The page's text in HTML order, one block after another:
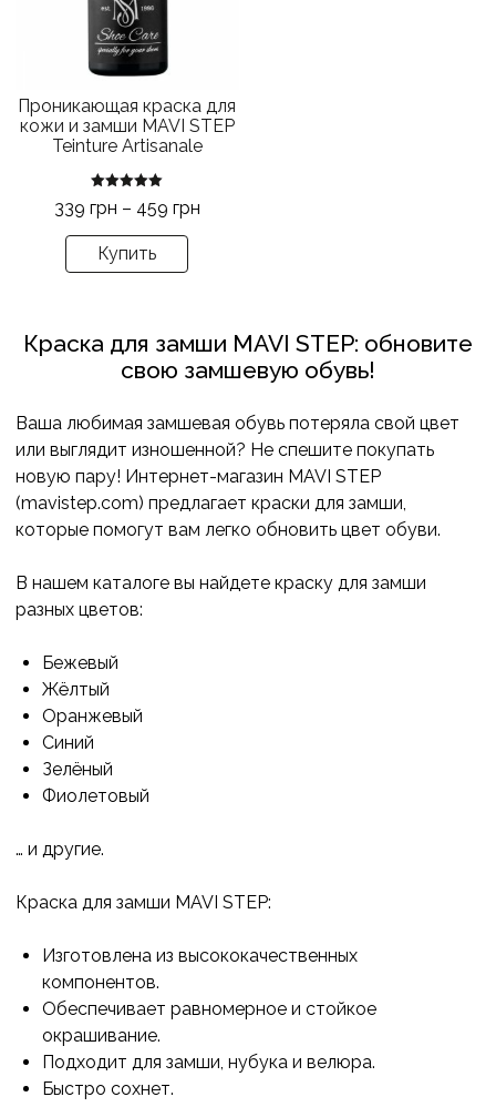
Проникающая краска для
кожи и замши MAVI STEP
Teinture Artisanale
5.00
339 грн – 459 грнДиапазон
Купить
странице
товара.
Краска для замши MAVI STEP: обновите
свою замшевую обувь!
Ваша любимая замшевая обувь потеряла свой цвет
или выглядит изношенной? Не спешите покупать
новую пару! Интернет-магазин MAVI STEP
(mavistep.com) предлагает краски для замши,
которые помогут вам легко обновить цвет обуви.
В нашем каталоге вы найдете краску для замши
разных цветов:
Бежевый
Жёлтый
Оранжевый
Синий
Зелёный
Фиолетовый
… и другие.
Краска для замши MAVI STEP:
Изготовлена из высококачественных
компонентов.
Обеспечивает равномерное и стойкое
окрашивание.
Подходит для замши, нубука и велюра.
Быстро сохнет.